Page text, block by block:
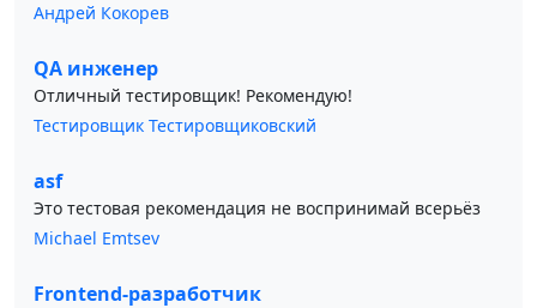
Андрей Кокорев
QA инженер
Отличный тестировщик! Рекомендую!
Тестировщик Тестировщиковский
asf
Это тестовая рекомендация не воспринимай всерьёз
Michael Emtsev
Frontend-разработчик